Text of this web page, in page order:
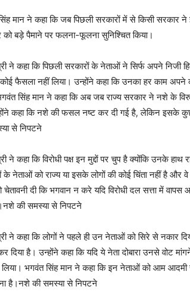
मान ने कहा कि जब पिछली सरकारों में से किसी सरकार ने
को बड़े पैमाने पर फलना-फूलना सुनिश्चित किया।
ने कहा कि पिछली सरकारों के नेताओं ने सिर्फ अपने निजी
फैसला नहीं लिया। उन्होंने कहा कि उनका हर काम अपने
सिंह मान ने कहा कि अब जब राज्य सरकार ने नशे के
कहा कि नशे की फसल नष्ट कर दी गई है, लेकिन इसके
से निपटने
ने कहा कि विरोधी पक्ष इन मुद्दों पर चुप है क्योंकि उनके
के नेताओं को राज्य या इसके लोगों की कोई चिंता नहीं है और
चेतावनी दी कि भगवान न करे यदि विरोधी दल सत्ता में
की समस्या से निपटने
ने कहा कि लोगों ने पहले ही उन नेताओं को सिरे से नकार
दिया है। उन्होंने कहा कि यदि ये नेता दोबारा उनसे वोट
लिया। भगवंत सिंह मान ने कहा कि इन नेताओं को आम आदमी
है।नशे की समस्या से निपटने